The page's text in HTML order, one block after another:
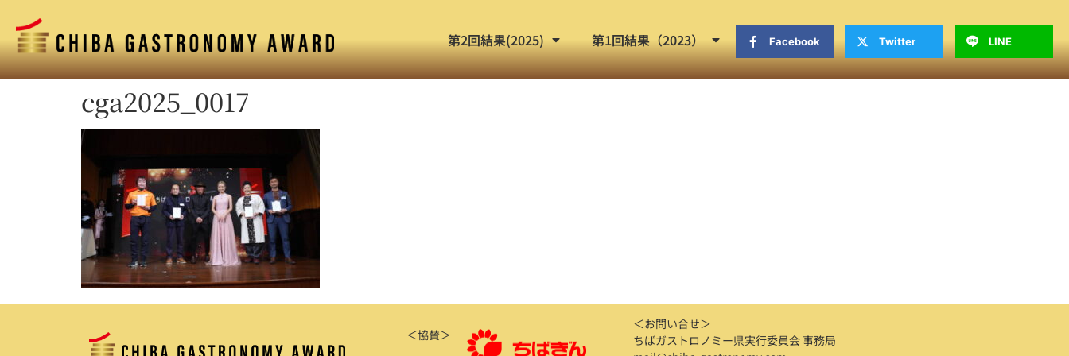
第2回結果(2025) 第1回結果（2023） Facebook Twitter LINE
cga2025_0017
＜協賛＞
＜お問い合せ＞
ちばガストロノミー県実行委員会 事務局